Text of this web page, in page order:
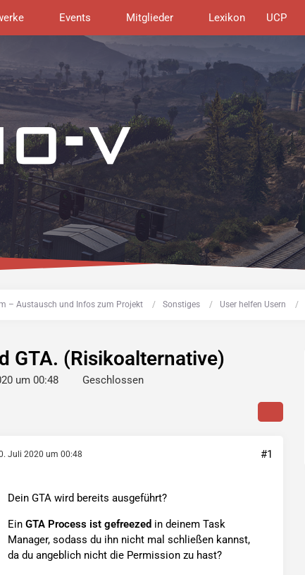
Events Mitglieder Lexikon UCP
– Austausch und Infos zum Projekt Sonstiges User helfen Usern
GTA. (Risikoalternative)
um 00:48 Geschlossen
Juli 2020 um 00:48 #1
Dein GTA wird bereits ausgeführt?
EinGTA Process ist gefreezed in deinem Task
Manager, sodass du ihn nicht mal schließen kannst,
da du angeblich nicht die Permission zu hast?